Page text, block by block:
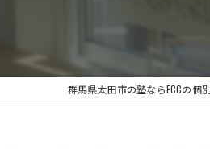
群馬県太田市の塾ならECCの個